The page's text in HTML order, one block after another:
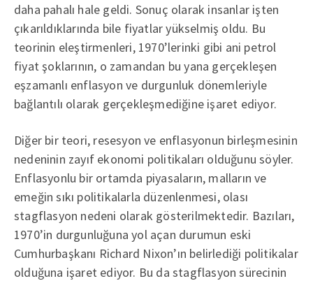
daha pahalı hale geldi. Sonuç olarak insanlar işten
çıkarıldıklarında bile fiyatlar yükselmiş oldu. Bu
teorinin eleştirmenleri, 1970’lerinki gibi ani petrol
fiyat şoklarının, o zamandan bu yana gerçekleşen
eşzamanlı enflasyon ve durgunluk dönemleriyle
bağlantılı olarak gerçekleşmediğine işaret ediyor.
Diğer bir teori, resesyon ve enflasyonun birleşmesinin
nedeninin zayıf ekonomi politikaları olduğunu söyler.
Enflasyonlu bir ortamda piyasaların, malların ve
emeğin sıkı politikalarla düzenlenmesi, olası
stagflasyon nedeni olarak gösterilmektedir. Bazıları,
1970’in durgunluğuna yol açan durumun eski
Cumhurbaşkanı Richard Nixon’ın belirlediği politikalar
olduğuna işaret ediyor. Bu da stagflasyon sürecinin